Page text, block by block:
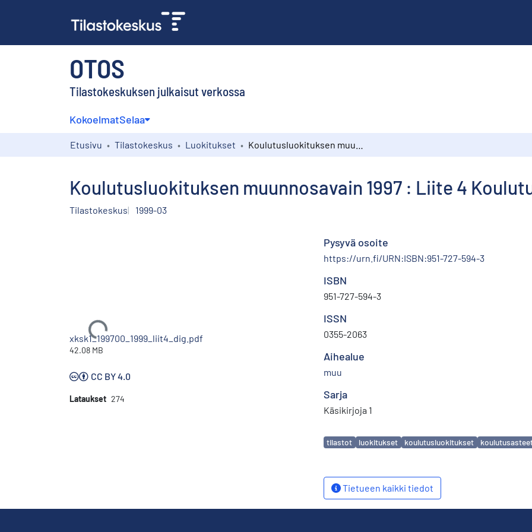
OTOS
Tilastokeskuksen julkaisut verkossa
KokoelmatSelaa
Etusivu Tilastokeskus Luokitukset
Koulutusluokituksen muunnosavain 1997 : Liite 4
Tilastokeskus 1999-03
Ladataan...
xksk1_199700_1999_liit4_dig.pdf
42.08 MB
CC BY 4.0
Lataukset 274
Pysyvä osoite
https://urn.fi/URN:ISBN:951-727-594-3
ISBN
951-727-594-3
ISSN
0355-2063
Aihealue
muu
Sarja
Käsikirjoja 1
Avainsanat
tilastot luokitukset koulutusluokitukset
Tietueen kaikki tiedot